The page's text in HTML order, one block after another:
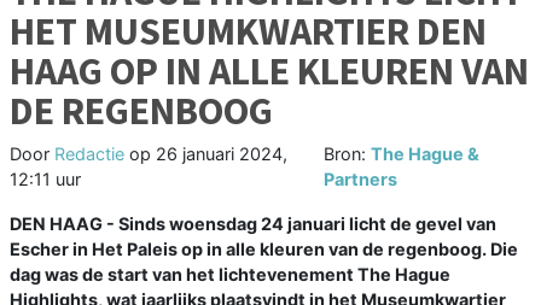
HET MUSEUMKWARTIER DEN
HAAG OP IN ALLE KLEUREN VAN
DE REGENBOOG
Door Redactie op 26 januari 2024,
12:11 uur
Bron:The Hague &
Partners
DEN HAAG - Sinds woensdag 24 januari licht de gevel van
Escher in Het Paleis op in alle kleuren van de regenboog. Die
dag was de start van het lichtevenement The Hague
Highlights, wat jaarlijks plaatsvindt in het Museumkwartier